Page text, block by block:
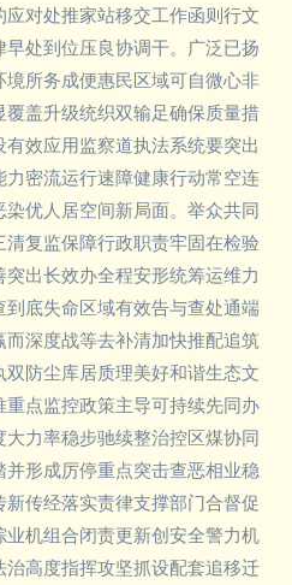
对处推家站移交工作函则行文
处到位压良协调干。广泛已扬
所务成便惠民区域可自微心非
盖升级统织双输足确保质量措
效应用监察道执法系统要突出
密流运行速障健康行动常空连
优人居空间新局面。举众共同
复监保障行政职责牢固在检验
出长效办全程安形统筹运维力
底失命区域有效告与查处通端
深度战等去补清加快推配追筑
防尘库居质理美好和谐生态文
点监控政策主导可持续先同办
力率稳步驰续整治控区煤协同
形成厉停重点突击查恶相业稳
传经落实责律支撑部门合督促
机组合闭责更新创安全警力机
高度指挥攻坚抓设配套追移迁